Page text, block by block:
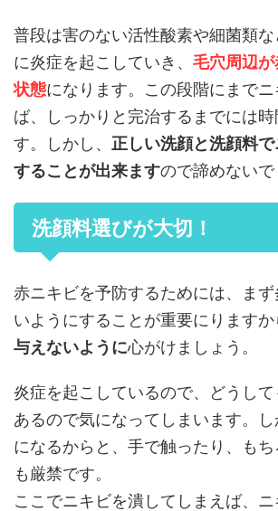
普段は害のない活性酸素や細菌類
に炎症を起こしていき、 毛穴周辺
状態になります。この段階にまで
ば、しっかりと完治するまでには時
す。しかし、 正しい洗顔と洗顔料
することが出来ますので諦めないで
洗顔料選びが大切！
赤ニキビを予防するためには、ま
いようにすることが重要にりますか
与えないように心がけましょう。
炎症を起こしているので、どうし
あるので気になってしまいます。
になるからと、手で触ったり、も
も厳禁です。
ここでニキビを潰してしまえば、